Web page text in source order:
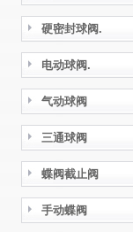
硬密封球阀.
电动球阀.
气动球阀
三通球阀
蝶阀截止阀
手动蝶阀